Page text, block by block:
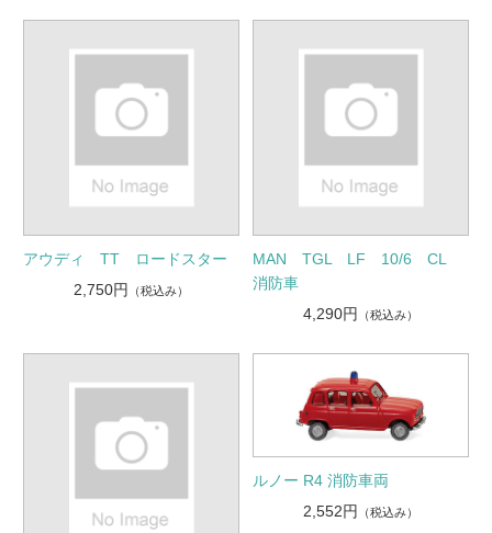
アウディ TT ロードスター
2,750円
（税込み）
MAN TGL LF 10/6 CL
消防車
4,290円
（税込み）
ルノー R4 消防車両
2,552円
（税込み）